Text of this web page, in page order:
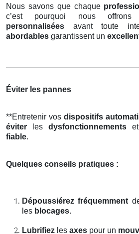
Nous savons que chaque
c’est pourquoi nous
personnalisées avant toute
abordables garantissent un
Éviter les pannes
**Entretenir vos dispositifs
éviter les dysfonctionnementset
fiable.
Quelques conseils pratiques :
Dépoussiérez fréquemment
les blocages.
Lubrifiez les axes pour un